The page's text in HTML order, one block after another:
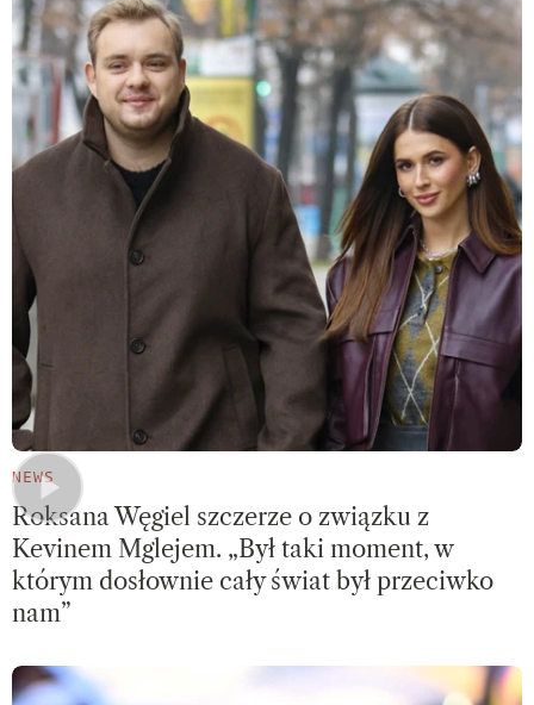
NEWS
Roksana Węgiel szczerze o związku z
Kevinem Mglejem. „Był taki moment, w
którym dosłownie cały świat był przeciwko
nam”